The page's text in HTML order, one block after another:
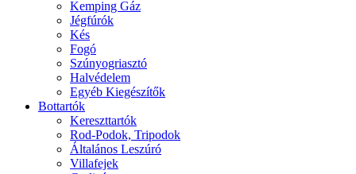
Kemping Gáz
Jégfúrók
Kés
Fogó
Szúnyogriasztó
Halvédelem
Egyéb Kiegészítők
Bottartók
Kereszttartók
Rod-Podok, Tripodok
Általános Leszúró
Villafejek